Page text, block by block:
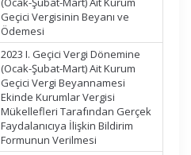
Geçici Vergisinin Beyanı ve
Ödemesi
2023 I. Geçici Vergi Dönemine
(Ocak-Şubat-Mart) Ait Kurum
Geçici Vergi Beyannamesi
Ekinde Kurumlar Vergisi
Mükellefleri Tarafından Gerçek
Faydalanıcıya İlişkin Bildirim
Formunun Verilmesi